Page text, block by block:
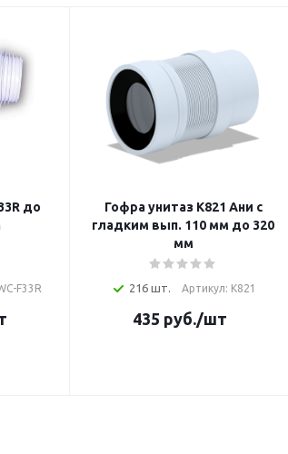
до
F33R
Гофра унитаз K821 Ани с
гладким вып. 110 мм до 320
мм
216 шт. Артикул: K821
435 руб./шт